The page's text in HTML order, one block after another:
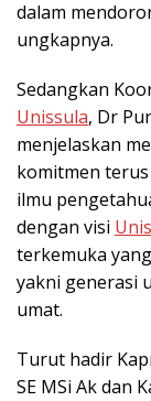
dalam
ungkapnya.
Sedangkan
Unissula, Dr
menjelaskan
komitmen
ilmu
dengan visi
terkemuka
yakni generasi
umat.
Turut hadir
SE MSi Ak dan